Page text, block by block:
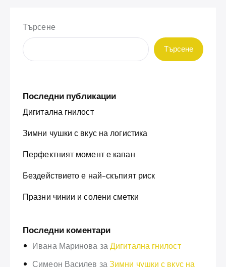
Търсене
Търсене
Последни публикации
Дигитална гнилост
Зимни чушки с вкус на логистика
Перфектният момент е капан
Бездействието е най-скъпият риск
Празни чинии и солени сметки
Последни коментари
Ивана Маринова за Дигитална гнилост
Симеон Василев за Зимни чушки с вкус на